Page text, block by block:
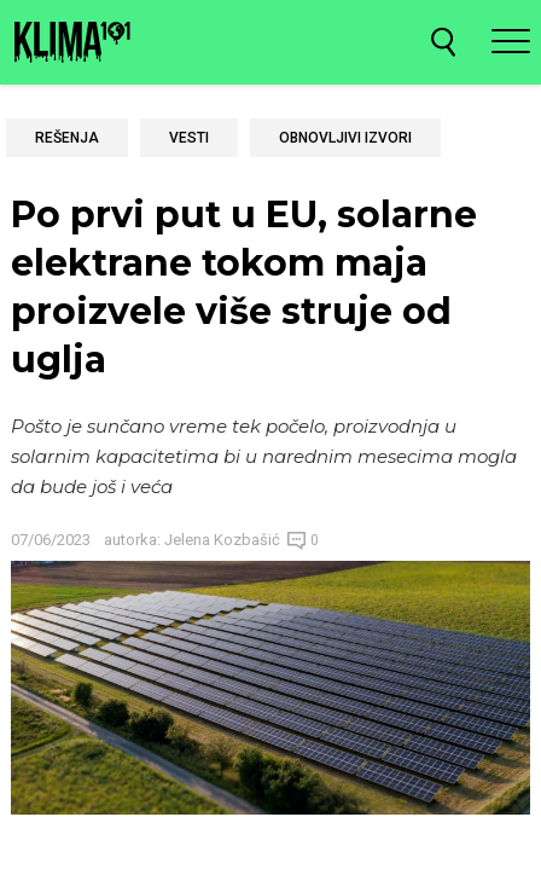
REŠENJA VESTI OBNOVLJIVI IZVORI
Po prvi put u EU, solarne
elektrane tokom maja
proizvele više struje od
uglja
Pošto je sunčano vreme tek počelo, proizvodnja u
solarnim kapacitetima bi u narednim mesecima mogla
da bude još i veća
07/06/2023 autorka: Jelena Kozbašić 0